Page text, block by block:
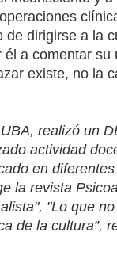
dirigirse a la
a comentar su
existe, no la
realizó un
actividad
en
la revista
"Lo que
de la cultura”,